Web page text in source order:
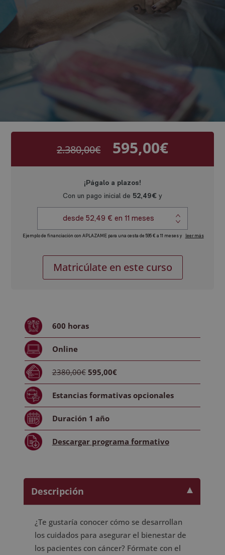
2.380,00€
era:
2.380,00€.
595,00€El
enMatricúlate en este curso
600 horas
Online
2380,00€ 595,00€
Estancias formativasopcionales
Duración 1 año
Descargar programa formativo
Descripción
¿Te gustaría conocer cómo se desarrollan
los cuidados para asegurar el bienestar de
los pacientes con cáncer? Fórmate con el